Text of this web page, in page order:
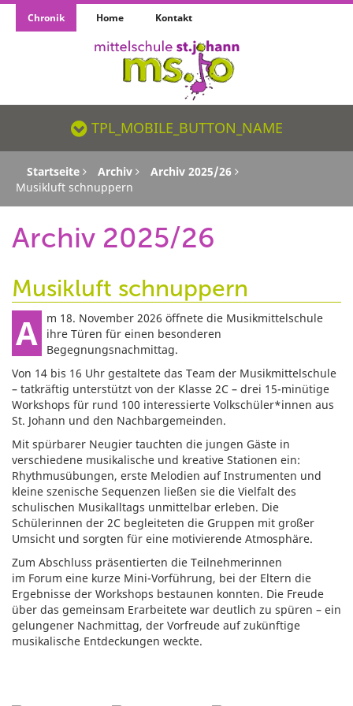
Chronik Home Kontakt
TPL_MOBILE_BUTTON_NAME_SR
TPL_MOBILE_BUTTON_NAME
Startseite Archiv
Archiv 2025/26
Musikluft schnuppern
Archiv 2025/26
Musikluft schnuppern
Am 18. November 2026 öffnete die Musikmittelschule
ihre Türen für einen besonderen
Begegnungsnachmittag.
Von 14 bis 16 Uhr gestaltete das Team der Musikmittelschule
– tatkräftig unterstützt von der Klasse 2C – drei 15-minütige
Workshops für rund 100 interessierte Volkschüler*innen aus
St. Johann und den Nachbargemeinden.
Mit spürbarer Neugier tauchten die jungen Gäste in
verschiedene musikalische und kreative Stationen ein:
Rhythmusübungen, erste Melodien auf Instrumenten und
kleine szenische Sequenzen ließen sie die Vielfalt des
schulischen Musikalltags unmittelbar erleben. Die
Schülerinnen der 2C begleiteten die Gruppen mit großer
Umsicht und sorgten für eine motivierende Atmosphäre.
Zum Abschluss präsentierten die Teilnehmerinnen
im Forum eine kurze Mini-Vorführung, bei der Eltern die
Ergebnisse der Workshops bestaunen konnten. Die Freude
über das gemeinsam Erarbeitete war deutlich zu spüren – ein
gelungener Nachmittag, der Vorfreude auf zukünftige
musikalische Entdeckungen weckte.